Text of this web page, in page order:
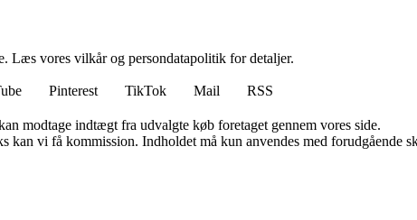
vores vilkår og persondatapolitik for detaljer.
Pinterest TikTok Mail
RSS
modtage indtægt fra udvalgte køb foretaget gennem vores side.
kan vi få kommission. Indholdet må kun anvendes med forudgående